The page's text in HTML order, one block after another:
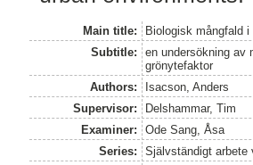
Main title:
Biologisk mångfald
Subtitle:
en undersökning av
grönytefaktor
Authors:
Isacson, Anders
Supervisor:
Delshammar, Tim
Examiner:
Ode Sang, Åsa
Series:
Självständigt arbete